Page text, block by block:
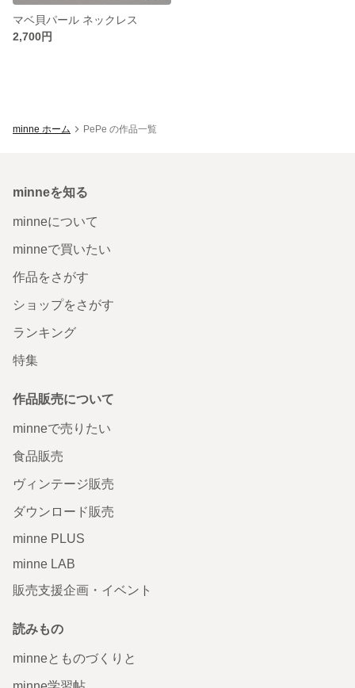
マベ貝パール ネックレス
2,700円
minne ホーム PePe の作品一覧
minneを知る
minneについて
minneで買いたい
作品をさがす
ショップをさがす
ランキング
特集
作品販売について
minneで売りたい
食品販売
ヴィンテージ販売
ダウンロード販売
minne PLUS
minne LAB
販売支援企画・イベント
読みもの
minneとものづくりと